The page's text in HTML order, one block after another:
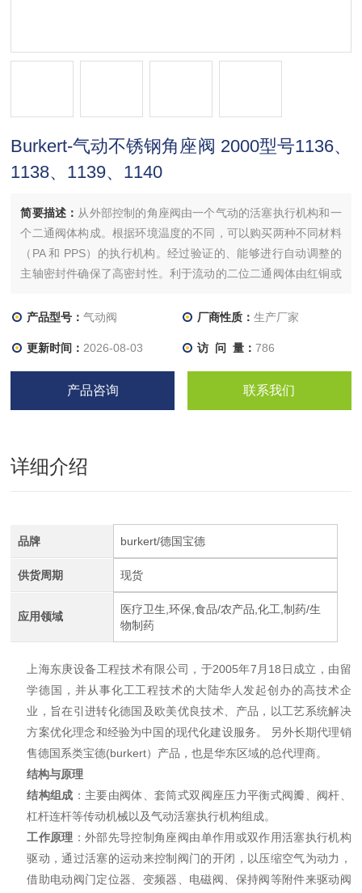
Burkert-气动不锈钢角座阀 2000型号1136、
1138、1139、1140
简要描述： 从外部控制的角座阀由一个气动的活塞执行机构和一
个二通阀体构成。根据环境温度的不同，可以购买两种不同材料
（PA 和 PPS）的执行机构。经过验证的、能够进行自动调整的
主轴密封件确保了高密封性。利于流动的二位二通阀体由红铜或
固阀门上，可以加装各种用于显示位置、行程限位器或进行手动
产品型号：气动阀 厂商性质： 生产厂家
更新时间： 2026-08-03 访 问 量： 786
产品咨询 联系我们
详细介绍
品牌 burkert/德国宝德
供货周期 现货
应用领域
医疗卫生,环保,食品/农产品,化工,制药/生
物制药
上海东庚设备工程技术有限公司，于2005年7月18日成立，由留
学德国，并从事化工工程技术的大陆华人发起创办的高技术企
业，旨在引进转化德国及欧美优良技术、产品，以工艺系统解决
方案优化理念和经验为中国的现代化建设服务。 另外长期代理销
售德国系类宝德(burkert）产品，也是华东区域的总代理商。
结构与原理
结构组成 ：主要由阀体、套筒式双阀座压力平衡式阀瓣、阀杆、
杠杆连杆等传动机械以及气动活塞执行机构组成。
工作原理 ：外部先导控制角座阀由单作用或双作用活塞执行机构
驱动，通过活塞的运动来控制阀门的开闭，以压缩空气为动力，
借助电动阀门定位器、变频器、电磁阀、保持阀等附件来驱动阀